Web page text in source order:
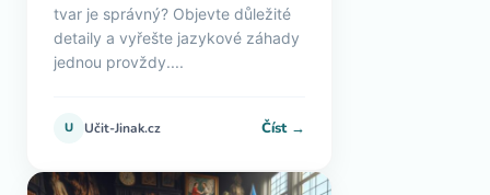
tvar je správný? Objevte důležité
detaily a vyřešte jazykové záhady
jednou provždy....
U Učit-Jinak.cz Číst →